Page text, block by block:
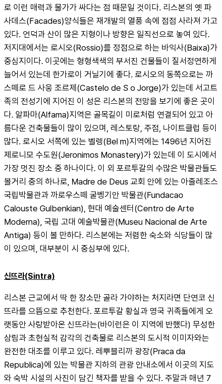
로 이런 매력과 물가가 싸다는 점 때문일 것이다. 리스본의 옛 파
사데스(Facades)양식들은 재개발의 열풍 속에 점점 사라져 가고
있다. 언덕과 산이 많은 지형이나 방향은 일직선으로 놓여 있다.
저지대에서는 로시오(Rossio)를 정점으로 하는 바익사(Baixa)가
중심지이다. 이곳에는 형형색색의 부서진 건물들이 질서정연하게
늘어서 있는데 한가로이 거닐기에 좋다. 로시오의 동쪽으로는 까
스떼로 드 사웅 조르제(Castelo de S o Jorge)가 있는데 서고트
족의 전성기에 지어진 이 성은 리스본의 전망을 보기에 좋은 곳이
다. 알파마(Alfama)지역은 골목길이 미로처럼 연결되어 있고 아
름다운 건축물들이 많이 있으며, 레스토랑, 주점, 나이트클럽 등이
많다. 로시오 서쪽에 있는 벨렝(Bel m)지역에는 1496년 지어진
제로니모 수도원(Jeronimos Monastery)가 있는데 이 도시에서
가장 멋진 장소 중 하나이다. 이 외 포르투갈의 수많은 박물관들도
볼거리 중의 하나로, Madre de Deus 교회 안에 있는 아줄레조스
국립박물관과 까로우스떼 굴벵기안 박물관(Fundacao
Calouste Gulbenkian), 현대 예술센터(Centro de Arte
Moderna), 국립 고대 예술박물관(Museu Nacional de Arte
Antiga) 등이 볼 만하다. 리스본에는 저렴한 숙소와 식당들이 많
이 있으며, 대부분이 시 중심부에 있다.
신뜨라(Sintra)
리스본 근교에서 딱 한 장소만 골라 가야하는 처지라면 단연코 신
뜨라를 으뜸으로 추천한다. 포르투갈 황실과 영국 귀족들에게 오
랫동안 사랑받아온 신뜨라는(바이런은 이 지역에 반했다) 무성한
삼림과 초현실적 감각의 건축물로 리스본의 도시적 이미자와는
완전한 대조를 이루고 있다. 레뿌블리까 광장(Praca da
Republica)에 있는 박물관 지하의 관광 안내소에서 이곳의 지도
와 숙박 시설의 사진이 담긴 책자를 받을 수 있다. 주말과 매년 7